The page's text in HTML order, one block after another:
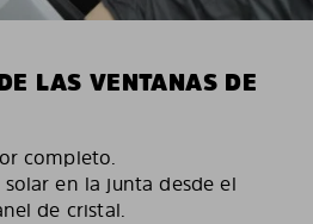
LAS VENTANAS DE
completo.
en la junta desde el
de cristal.